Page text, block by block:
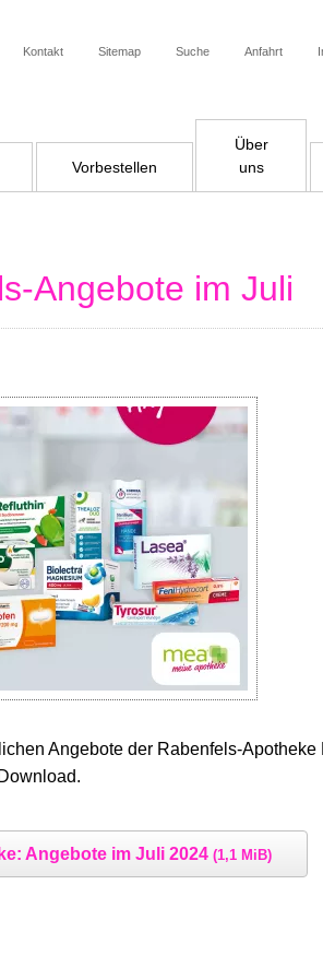
Kontakt Sitemap Suche Anfahrt
Vorbestellen
Über
uns
Angebote im Juli
Angebote der Rabenfels-Apotheke
Angebote im Juli 2024 (1,1 MiB)